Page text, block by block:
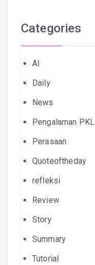
Categories
AI
Daily
News
Pengalaman PKL
Perasaan
Quoteoftheday
refleksi
Review
Story
Summary
Tutorial